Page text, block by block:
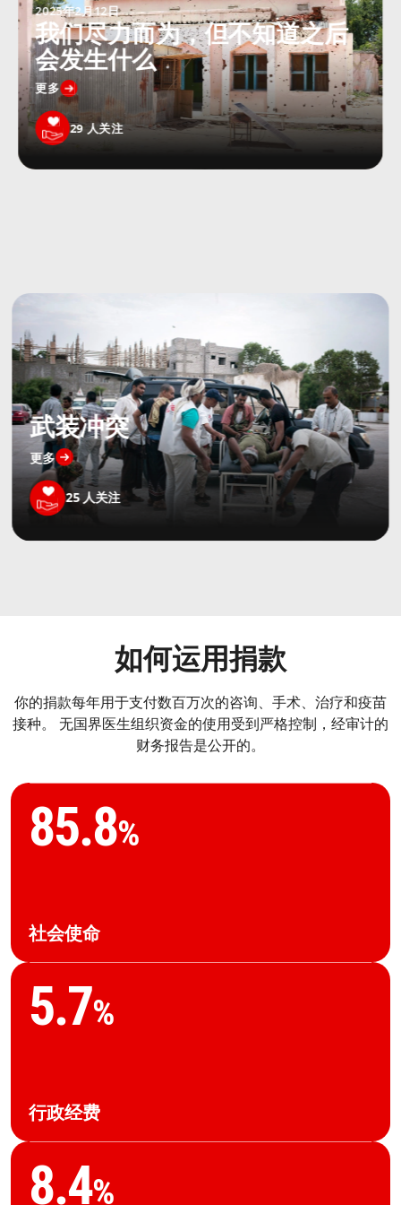
2025年2月12日
我们尽力而为，但不知道之后
会发生什么
更多
29 人关注
武装冲突
更多
25 人关注
如何运用捐款
你的捐款每年用于支付数百万次的咨询、手术、治疗和疫苗
接种。 无国界医生组织资金的使用受到严格控制，经审计的
财务报告是公开的。
85.9%
社会使命
5.7%
行政经费
8.4%